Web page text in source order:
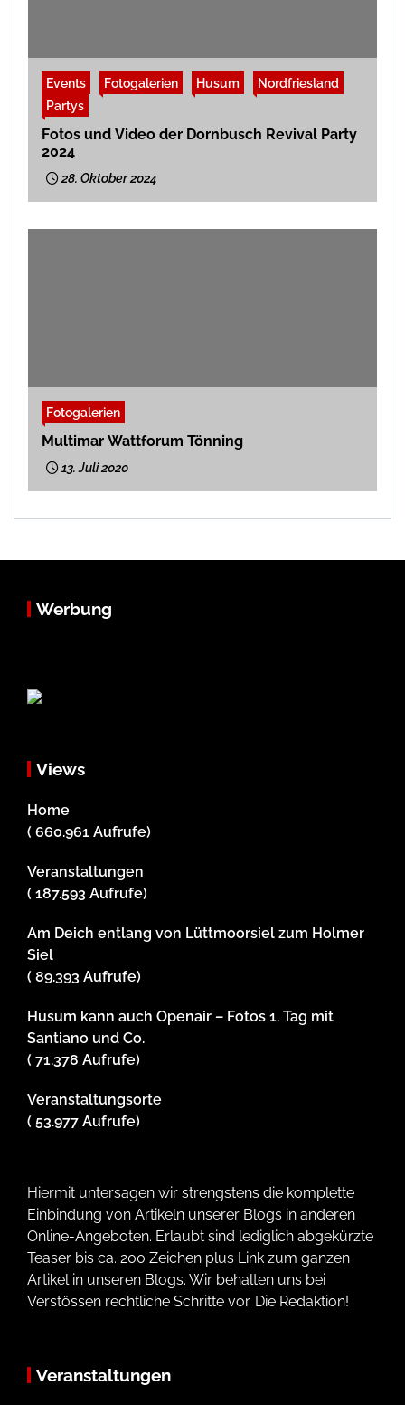
Events Fotogalerien Husum
Nordfriesland
Partys
Fotos und Video der Dornbusch Revival Party
2024
28. Oktober 2024
Fotogalerien
Multimar Wattforum Tönning
13. Juli 2020
Werbung
Views
Home
( 660.961 Aufrufe)
Veranstaltungen
( 187.593 Aufrufe)
Am Deich entlang von Lüttmoorsiel zum Holmer
Siel
( 89.393 Aufrufe)
Husum kann auch Openair – Fotos 1. Tag mit
Santiano und Co.
( 71.378 Aufrufe)
Veranstaltungsorte
( 53.977 Aufrufe)
Hiermit untersagen wir strengstens die komplette
Einbindung von Artikeln unserer Blogs in anderen
Online-Angeboten. Erlaubt sind lediglich abgekürzte
Teaser bis ca. 200 Zeichen plus Link zum ganzen
Artikel in unseren Blogs. Wir behalten uns bei
Verstössen rechtliche Schritte vor. Die Redaktion!
Veranstaltungen